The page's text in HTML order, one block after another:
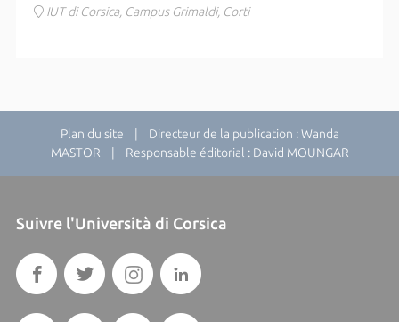
IUT di Corsica, Campus Grimaldi, Corti
Plan du site | Directeur de la publication : Wanda
MASTOR | Responsable éditorial : David MOUNGAR
Suivre l'Università di Corsica